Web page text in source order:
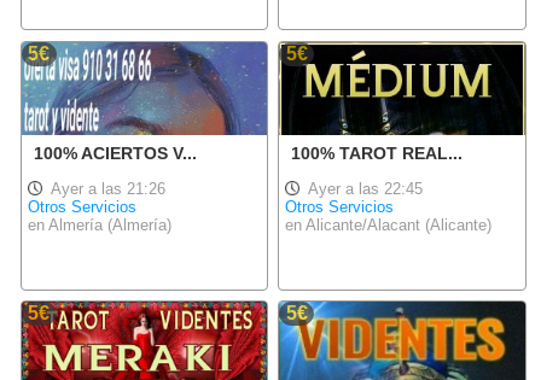
5€
100% ACIERTOS V...
Ayer a las 21:26
Otros Servicios
en Almería (Almería)
5€
100% TAROT REAL...
Ayer a las 22:45
Otros Servicios
en Alicante/Alacant (Alicante)
5€ 5€